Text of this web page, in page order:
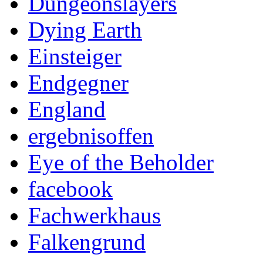
Dying Earth
Einsteiger
Endgegner
England
ergebnisoffen
Eye of the Beholder
facebook
Fachwerkhaus
Falkengrund